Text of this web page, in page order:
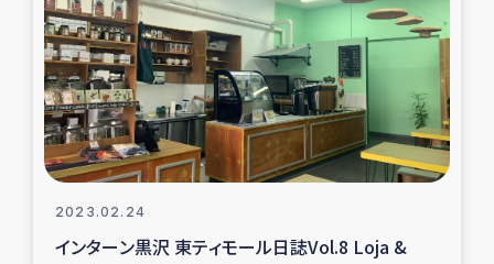
2023.02.24
インターン黒沢 東ティモール日誌Vol.8 Loja &